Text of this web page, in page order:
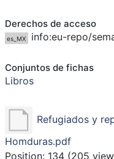
Derechos de acceso
es_MX info:eu-repo/
Conjuntos de fichas
Libros
Refugiados y
Homduras.pdf
Position: 134(205